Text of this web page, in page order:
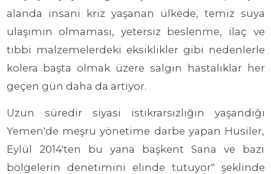
alanda insani kriz yaşanan ülkede, temiz suya
ulaşımın olmaması, yetersiz beslenme, ilaç ve
tıbbi malzemelerdeki eksiklikler gibi nedenlerle
kolera başta olmak üzere salgın hastalıklar her
geçen gün daha da artıyor.
Uzun süredir siyasi istikrarsızlığın yaşandığı
Yemen'de meşru yönetime darbe yapan Husiler,
Eylül 2014'ten bu yana başkent Sana ve bazı
bölgelerin denetimini elinde tutuyor" şeklinde